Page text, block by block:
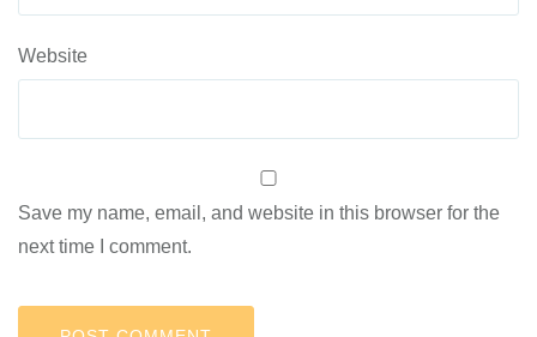
Website
Save my name, email, and website in this browser for the
next time I comment.